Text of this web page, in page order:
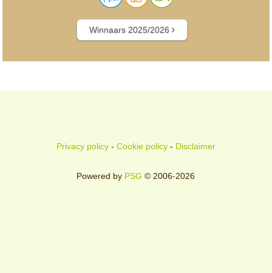
Winnaars 2025/2026
Privacy policy- Cookie policy- Disclaimer
Powered by PSG © 2006-2026